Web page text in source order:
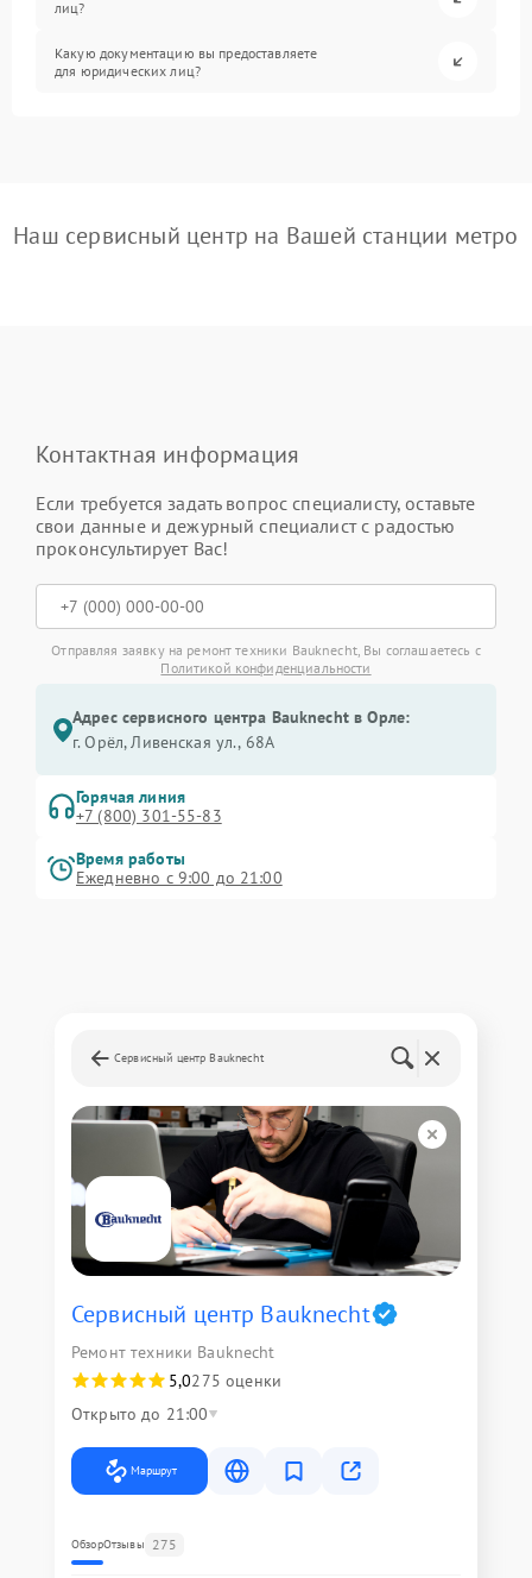
лиц?
Какую документацию вы предоставляете
для юридических лиц?
Наш сервисный центр на Вашей станции метро
Контактная информация
Если требуется задать вопрос специалисту, оставьте
свои данные и дежурный специалист с радостью
проконсультирует Вас!
Отправляя заявку на ремонт техники Bauknecht, Вы соглашаетесь с
Политикой конфиденциальности
Адрес сервисного центра Bauknecht в Орле:
г. Орёл, Ливенская ул., 68А
Горячая линия
+7 (800) 301-55-83
Время работы
Ежедневно с 9:00 до 21:00
Сервисный центр Bauknecht
Сервисный центр Bauknecht
Ремонт техники Bauknecht
5,0275 оценки
Открыто до 21:00
Маршрут
ОбзорОтзывы 275